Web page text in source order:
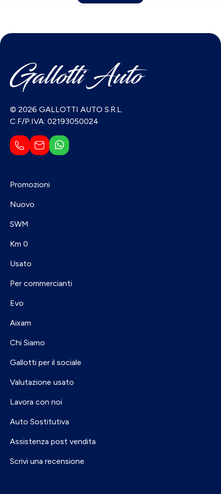
© 2026 GALLOTTI AUTO S.R.L.
C.F/P.IVA: 02193050024
Promozioni
Nuovo
SWM
Km 0
Usato
Per commercianti
Evo
Aixam
Chi Siamo
Gallotti per il sociale
Valutazione usato
Lavora con noi
Auto Sostitutiva
Assistenza post vendita
Scrivi una recensione